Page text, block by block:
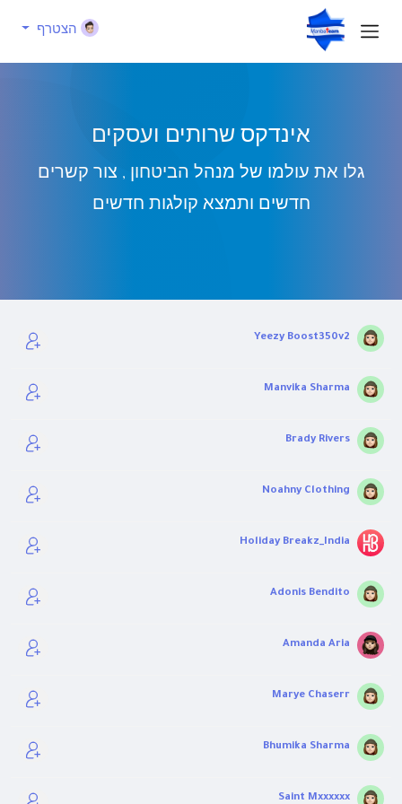
הצטרף
אינדקס שרותים ועסקים
גלו את עולמו של מנהל הביטחון , צור קשרים
חדשים ותמצא קולגות חדשים
Yeezy Boost350v2
Manvika Sharma
Brady Rivers
Noahny Clothing
Holiday Breakz_India
Adonis Bendito
Amanda Aria
Marye Chaserr
Bhumika Sharma
Saint Mxxxxxx